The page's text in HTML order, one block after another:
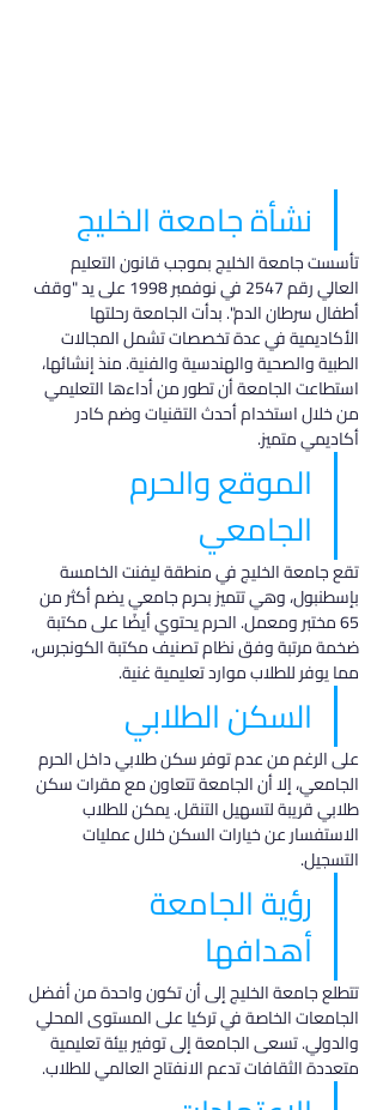
نشأة جامعة الخليج
تأسست جامعة الخليج بموجب قانون التعليم
العالي رقم 2547 في نوفمبر 1998 على يد "وقف
أطفال سرطان الدم". بدأت الجامعة رحلتها
الأكاديمية في عدة تخصصات تشمل المجالات
الطبية والصحية والهندسية والفنية. منذ إنشائها،
استطاعت الجامعة أن تطور من أداءها التعليمي
من خلال استخدام أحدث التقنيات وضم كادر
أكاديمي متميز.
الموقع والحرم
الجامعي
تقع جامعة الخليج في منطقة ليفنت الخامسة
بإسطنبول، وهي تتميز بحرم جامعي يضم أكثر من
65 مختبر ومعمل. الحرم يحتوي أيضًا على مكتبة
ضخمة مرتبة وفق نظام تصنيف مكتبة الكونجرس،
مما يوفر للطلاب موارد تعليمية غنية.
السكن الطلابي
على الرغم من عدم توفر سكن طلابي داخل الحرم
الجامعي، إلا أن الجامعة تتعاون مع مقرات سكن
طلابي قريبة لتسهيل التنقل. يمكن للطلاب
الاستفسار عن خيارات السكن خلال عمليات
التسجيل.
رؤية الجامعة
أهدافها
تتطلع جامعة الخليج إلى أن تكون واحدة من أفضل
الجامعات الخاصة في تركيا على المستوى المحلي
والدولي. تسعى الجامعة إلى توفير بيئة تعليمية
متعددة الثقافات تدعم الانفتاح العالمي للطلاب.